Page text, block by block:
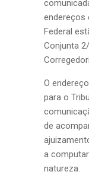
endereços
Federal
Conjunta
O
para o
de
a
natureza.